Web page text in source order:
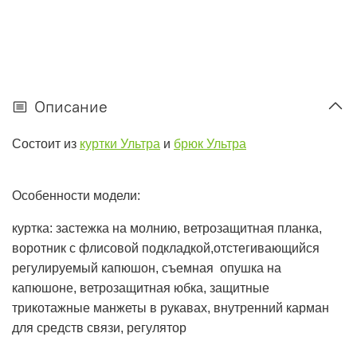
Описание
Состоит из куртки Ультра и брюк Ультра
Особенности модели:
куртка: застежка на молнию, ветрозащитная планка,
воротник с флисовой подкладкой,отстегивающийся
регулируемый капюшон, съемная опушка на
капюшоне, ветрозащитная юбка, защитные
трикотажные манжеты в рукавах, внутренний карман
для средств связи, регулятор